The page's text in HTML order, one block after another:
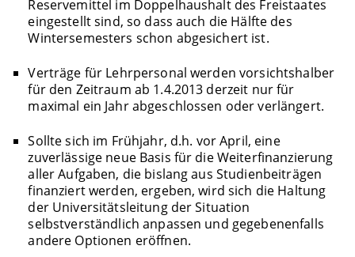
Reservemittel im Doppelhaushalt des Freistaates
eingestellt sind, so dass auch die Hälfte des
Wintersemesters schon abgesichert ist.
Verträge für Lehrpersonal werden vorsichtshalber
für den Zeitraum ab 1.4.2013 derzeit nur für
maximal ein Jahr abgeschlossen oder verlängert.
Sollte sich im Frühjahr, d.h. vor April, eine
zuverlässige neue Basis für die Weiterfinanzierung
aller Aufgaben, die bislang aus Studienbeiträgen
finanziert werden, ergeben, wird sich die Haltung
der Universitätsleitung der Situation
selbstverständlich anpassen und gegebenenfalls
andere Optionen eröffnen.